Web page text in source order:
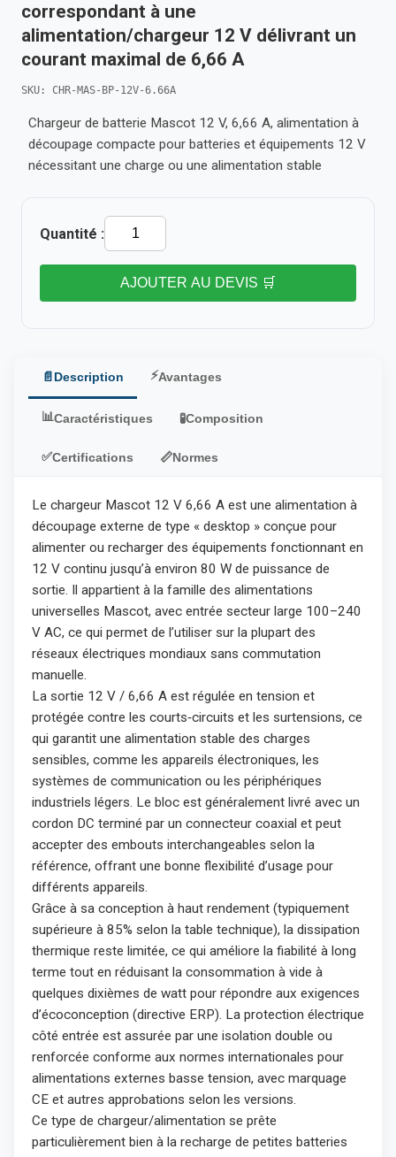
correspondant à une
alimentation/chargeur 12 V délivrant un
courant maximal de 6,66 A
SKU: CHR-MAS-BP-12V-6.66A
Chargeur de batterie Mascot 12 V, 6,66 A, alimentation à
découpage compacte pour batteries et équipements 12 V
nécessitant une charge ou une alimentation stable
Quantité :
AJOUTER AU DEVIS 🛒
📄 Description ⚡Avantages
📊Caractéristiques 🧪Composition
✅Certifications 📏Normes
Le chargeur Mascot 12 V 6,66 A est une alimentation à
découpage externe de type « desktop » conçue pour
alimenter ou recharger des équipements fonctionnant en
12 V continu jusqu’à environ 80 W de puissance de
sortie. Il appartient à la famille des alimentations
universelles Mascot, avec entrée secteur large 100–240
V AC, ce qui permet de l’utiliser sur la plupart des
réseaux électriques mondiaux sans commutation
manuelle.​
La sortie 12 V / 6,66 A est régulée en tension et
protégée contre les courts‑circuits et les surtensions, ce
qui garantit une alimentation stable des charges
sensibles, comme les appareils électroniques, les
systèmes de communication ou les périphériques
industriels légers. Le bloc est généralement livré avec un
cordon DC terminé par un connecteur coaxial et peut
accepter des embouts interchangeables selon la
référence, offrant une bonne flexibilité d’usage pour
différents appareils.
Grâce à sa conception à haut rendement (typiquement
supérieure à 85% selon la table technique), la dissipation
thermique reste limitée, ce qui améliore la fiabilité à long
terme tout en réduisant la consommation à vide à
quelques dixièmes de watt pour répondre aux exigences
d’écoconception (directive ERP). La protection électrique
côté entrée est assurée par une isolation double ou
renforcée conforme aux normes internationales pour
alimentations externes basse tension, avec marquage
CE et autres approbations selon les versions.​
Ce type de chargeur/alimentation se prête
particulièrement bien à la recharge de petites batteries